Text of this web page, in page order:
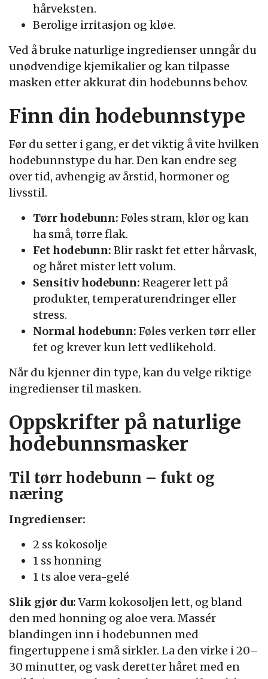
hårveksten.
Berolige irritasjon og kløe.
Ved å bruke naturlige ingredienser unngår du
unødvendige kjemikalier og kan tilpasse
masken etter akkurat din hodebunns behov.
Finn din hodebunnstype
Før du setter i gang, er det viktig å vite hvilken
hodebunnstype du har. Den kan endre seg
over tid, avhengig av årstid, hormoner og
livsstil.
Tørr hodebunn: Føles stram, klør og kan
ha små, tørre flak.
Fet hodebunn: Blir raskt fet etter hårvask,
og håret mister lett volum.
Sensitiv hodebunn: Reagerer lett på
produkter, temperaturendringer eller
stress.
Normal hodebunn: Føles verken tørr eller
fet og krever kun lett vedlikehold.
Når du kjenner din type, kan du velge riktige
ingredienser til masken.
Oppskrifter på naturlige
hodebunnsmasker
Til tørr hodebunn – fukt og
næring
Ingredienser:
2 ss kokosolje
1 ss honning
1 ts aloe vera-gelé
Slik gjør du:Varm kokosoljen lett, og bland
den med honning og aloe vera. Massér
blandingen inn i hodebunnen med
fingertuppene i små sirkler. La den virke i 20–
30 minutter, og vask deretter håret med en